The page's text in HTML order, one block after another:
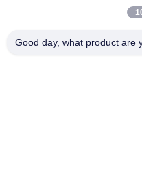
100% biologisch
Good day, what product are